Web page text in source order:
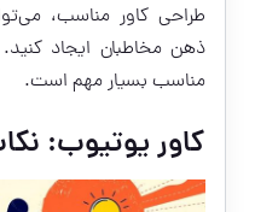
طراحی کاور مناسب،
ذهن مخاطبان ایجاد کنید.
مناسب بسیار مهم است.
کاور یوتیوب: